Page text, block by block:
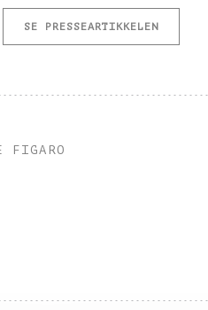
I ET NYTT VINDU))
SE PRESSEARTIKKELEN
FIGARO
I ET NYTT VINDU))